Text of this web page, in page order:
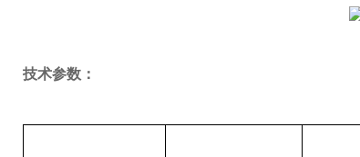
技术参数：